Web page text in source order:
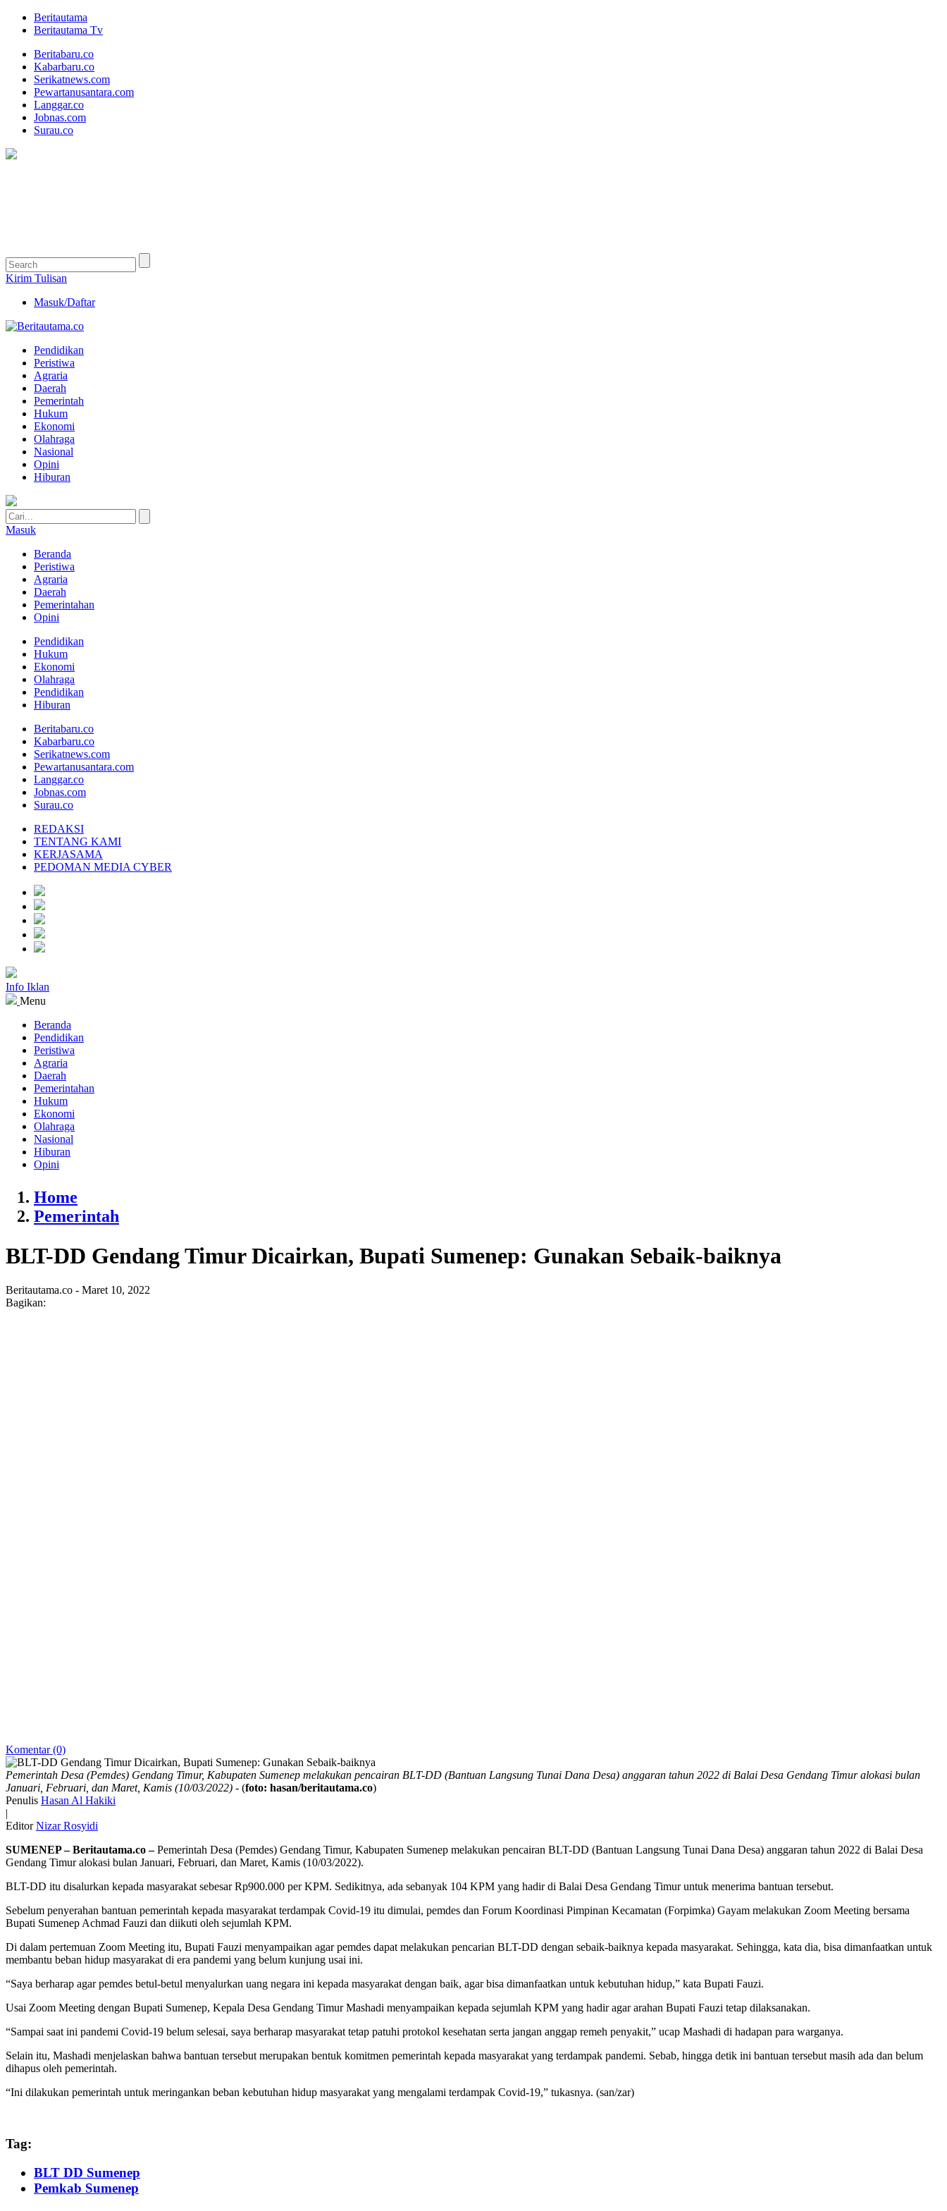
Beritautama
Beritautama Tv
Beritabaru.co
Kabarbaru.co
Serikatnews.com
Pewartanusantara.com
Langgar.co
Jobnas.com
Surau.co
Kirim Tulisan
Masuk/Daftar
Pendidikan
Peristiwa
Agraria
Daerah
Pemerintah
Hukum
Ekonomi
Olahraga
Nasional
Opini
Hiburan
Masuk
Beranda
Peristiwa
Agraria
Daerah
Pemerintahan
Opini
Pendidikan
Hukum
Ekonomi
Olahraga
Pendidikan
Hiburan
Beritabaru.co
Kabarbaru.co
Serikatnews.com
Pewartanusantara.com
Langgar.co
Jobnas.com
Surau.co
REDAKSI
TENTANG KAMI
KERJASAMA
PEDOMAN MEDIA CYBER
Info Iklan
Menu
Beranda
Pendidikan
Peristiwa
Agraria
Daerah
Pemerintahan
Hukum
Ekonomi
Olahraga
Nasional
Hiburan
Opini
Home
Pemerintah
BLT-DD Gendang Timur Dicairkan, Bupati Sumenep: Gunakan Sebaik-baiknya
Beritautama.co - Maret 10, 2022
Bagikan:
Komentar (0)
Pemerintah Desa (Pemdes) Gendang Timur, Kabupaten Sumenep melakukan pencairan BLT-DD (Bantuan Langsung Tunai Dana Desa) anggaran tahun 2022 di Balai Desa Gendang Timur alokasi bulan
Januari, Februari, dan Maret, Kamis (10/03/2022) - (foto: hasan/beritautama.co)
Penulis Hasan Al Hakiki
|
Editor Nizar Rosyidi
SUMENEP – Beritautama.co –Pemerintah Desa (Pemdes) Gendang Timur, Kabupaten Sumenep melakukan pencairan BLT-DD (Bantuan Langsung Tunai Dana Desa) anggaran tahun 2022 di Balai Desa
Gendang Timur alokasi bulan Januari, Februari, dan Maret, Kamis (10/03/2022).
BLT-DD itu disalurkan kepada masyarakat sebesar Rp900.000 per KPM. Sedikitnya, ada sebanyak 104 KPM yang hadir di Balai Desa Gendang Timur untuk menerima bantuan tersebut.
Sebelum penyerahan bantuan pemerintah kepada masyarakat terdampak Covid-19 itu dimulai, pemdes dan Forum Koordinasi Pimpinan Kecamatan (Forpimka) Gayam melakukan Zoom Meeting bersama
Bupati Sumenep Achmad Fauzi dan diikuti oleh sejumlah KPM.
Di dalam pertemuan Zoom Meeting itu, Bupati Fauzi menyampaikan agar pemdes dapat melakukan pencarian BLT-DD dengan sebaik-baiknya kepada masyarakat. Sehingga, kata dia, bisa dimanfaatkan untuk
membantu beban hidup masyarakat di era pandemi yang belum kunjung usai ini.
“Saya berharap agar pemdes betul-betul menyalurkan uang negara ini kepada masyarakat dengan baik, agar bisa dimanfaatkan untuk kebutuhan hidup,” kata Bupati Fauzi.
Usai Zoom Meeting dengan Bupati Sumenep, Kepala Desa Gendang Timur Mashadi menyampaikan kepada sejumlah KPM yang hadir agar arahan Bupati Fauzi tetap dilaksanakan.
“Sampai saat ini pandemi Covid-19 belum selesai, saya berharap masyarakat tetap patuhi protokol kesehatan serta jangan anggap remeh penyakit,” ucap Mashadi di hadapan para warganya.
Selain itu, Mashadi menjelaskan bahwa bantuan tersebut merupakan bentuk komitmen pemerintah kepada masyarakat yang terdampak pandemi. Sebab, hingga detik ini bantuan tersebut masih ada dan belum
dihapus oleh pemerintah.
“Ini dilakukan pemerintah untuk meringankan beban kebutuhan hidup masyarakat yang mengalami terdampak Covid-19,” tukasnya. (san/zar)
Tag:
BLT DD Sumenep
Pemkab Sumenep